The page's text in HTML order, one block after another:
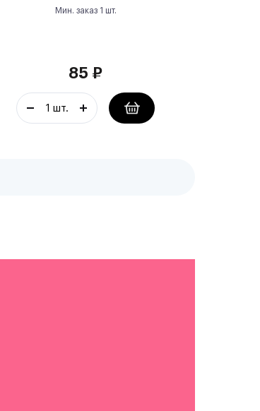
Мин. заказ 1 шт.
85 ₽